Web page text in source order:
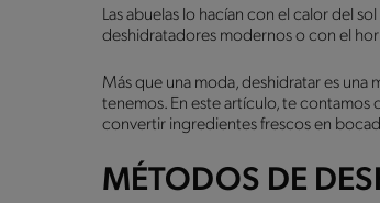
Las abuelas lo hacían con el calor del
deshidratadores modernos o con el
Más que una moda, deshidratar es
tenemos. En este artículo, te contamos
convertir ingredientes frescos en
MÉTODOS DE